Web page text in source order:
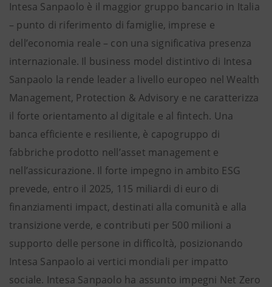
Intesa Sanpaolo è il maggior gruppo bancario in Italia
– punto di riferimento di famiglie, imprese e
dell’economia reale – con una significativa presenza
internazionale. Il business model distintivo di Intesa
Sanpaolo la rende leader a livello europeo nel Wealth
Management, Protection & Advisory e ne caratterizza
il forte orientamento al digitale e al fintech. Una
banca efficiente e resiliente, è capogruppo di
fabbriche prodotto nell’asset management e
nell’assicurazione. Il forte impegno in ambito ESG
prevede, entro il 2025, 115 miliardi di euro di
finanziamenti impact, destinati alla comunità e alla
transizione verde, e contributi per 500 milioni a
supporto delle persone in difficoltà, posizionando
Intesa Sanpaolo ai vertici mondiali per impatto
sociale. Intesa Sanpaolo ha assunto impegni Net Zero